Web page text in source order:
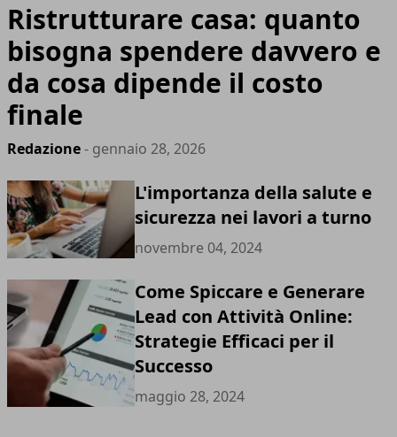
Ristrutturare casa: quanto
bisogna spendere davvero e
da cosa dipende il costo
finale
Redazione- gennaio 28, 2026
L'importanza della salute e
sicurezza nei lavori a turno
novembre 04, 2024
Come Spiccare e Generare
Lead con Attività Online:
Strategie Efficaci per il
Successo
maggio 28, 2024